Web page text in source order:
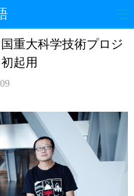
経済
重大科学技術プロジ
起用